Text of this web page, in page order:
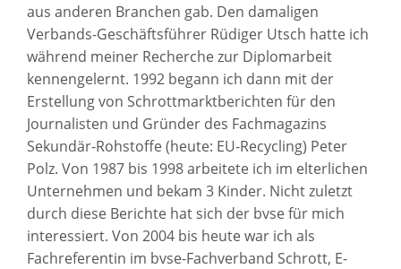
aus anderen Branchen gab. Den damaligen
Verbands-Geschäftsführer Rüdiger Utsch hatte ich
während meiner Recherche zur Diplomarbeit
kennengelernt. 1992 begann ich dann mit der
Erstellung von Schrottmarktberichten für den
Journalisten und Gründer des Fachmagazins
Sekundär-Rohstoffe (heute: EU-Recycling) Peter
Polz. Von 1987 bis 1998 arbeitete ich im elterlichen
Unternehmen und bekam 3 Kinder. Nicht zuletzt
durch diese Berichte hat sich der bvse für mich
interessiert. Von 2004 bis heute war ich als
Fachreferentin im bvse-Fachverband Schrott, E-